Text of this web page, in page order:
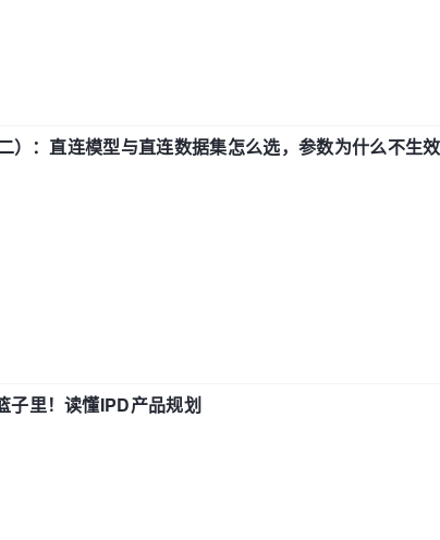
）：直连模型与直连数据集怎么选，参数为什么不生
子里！读懂IPD产品规划